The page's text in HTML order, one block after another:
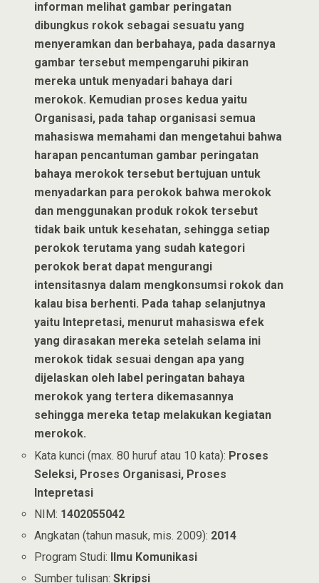
informan melihat gambar peringatan
dibungkus rokok sebagai sesuatu yang
menyeramkan dan berbahaya, pada dasarnya
gambar tersebut mempengaruhi pikiran
mereka untuk menyadari bahaya dari
merokok. Kemudian proses kedua yaitu
Organisasi, pada tahap organisasi semua
mahasiswa memahami dan mengetahui bahwa
harapan pencantuman gambar peringatan
bahaya merokok tersebut bertujuan untuk
menyadarkan para perokok bahwa merokok
dan menggunakan produk rokok tersebut
tidak baik untuk kesehatan, sehingga setiap
perokok terutama yang sudah kategori
perokok berat dapat mengurangi
intensitasnya dalam mengkonsumsi rokok dan
kalau bisa berhenti. Pada tahap selanjutnya
yaitu Intepretasi, menurut mahasiswa efek
yang dirasakan mereka setelah selama ini
merokok tidak sesuai dengan apa yang
dijelaskan oleh label peringatan bahaya
merokok yang tertera dikemasannya
sehingga mereka tetap melakukan kegiatan
merokok.
Kata kunci (max. 80 huruf atau 10 kata): Proses
Seleksi, Proses Organisasi, Proses
Intepretasi
NIM: 1402055042
Angkatan (tahun masuk, mis. 2009): 2014
Program Studi: Ilmu Komunikasi
Sumber tulisan:Skripsi